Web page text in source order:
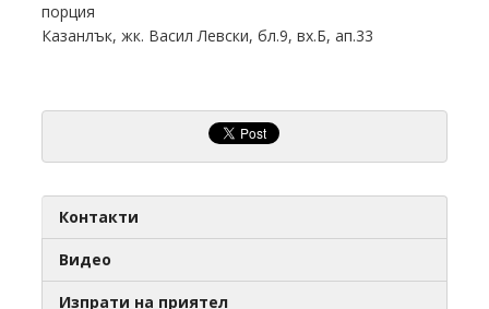
порция
Казанлък, жк. Васил Левски, бл.9, вх.Б, ап.33
Контакти
Видео
Изпрати на приятел